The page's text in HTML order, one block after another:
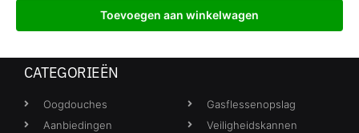
Toevoegen aan winkelwagen
CATEGORIEËN
Oogdouches
Aanbiedingen
Gasflessenopslag
Veiligheidskannen